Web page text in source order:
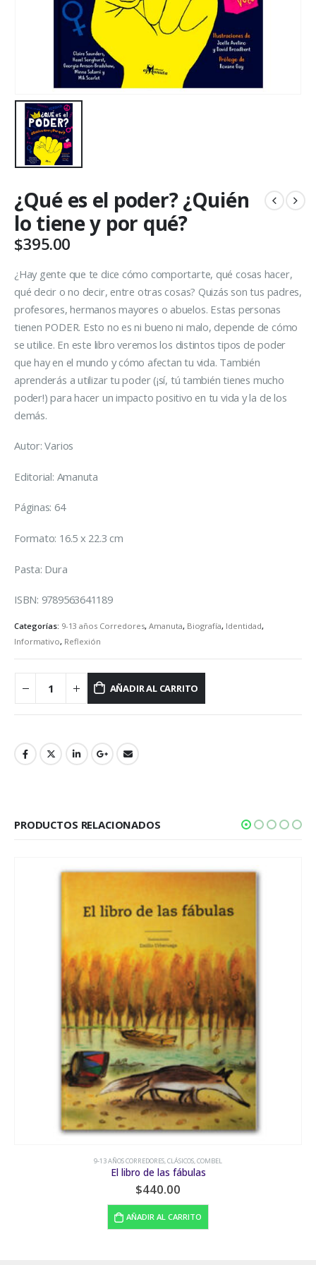
¿Qué es el poder? ¿Quién
lo tiene y por qué?
$395.00
¿Hay gente que te dice cómo comportarte, qué cosas hacer,
qué decir o no decir, entre otras cosas? Quizás son tus padres,
profesores, hermanos mayores o abuelos. Estas personas
tienen PODER. Esto no es ni bueno ni malo, depende de cómo
se utilice. En este libro veremos los distintos tipos de poder
que hay en el mundo y cómo afectan tu vida. También
aprenderás a utilizar tu poder (¡sí, tú también tienes mucho
poder!) para hacer un impacto positivo en tu vida y la de los
demás.
Autor: Varios
Editorial: Amanuta
Páginas: 64
Formato: 16.5 x 22.3 cm
Pasta: Dura
ISBN: 9789563641189
Categorías: 9-13 años Corredores, Amanuta, Biografía, Identidad,
Informativo, Reflexión
AÑADIR AL CARRITO
PRODUCTOS RELACIONADOS
9-13 AÑOS CORREDORES,EL NARANJO,FAMILIA
Los muertos andan en bici
$200.00
LEER MÁS